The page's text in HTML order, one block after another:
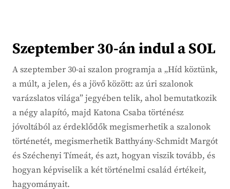
Szeptember 30-án indul a SOL
A szeptember 30-ai szalon programja a „Híd köztünk,
a múlt, a jelen, és a jövő között: az úri szalonok
varázslatos világa” jegyében telik, ahol bemutatkozik
a négy alapító, majd Katona Csaba történész
jóvoltából az érdeklődők megismerhetik a szalonok
történetét, megismerhetik Batthyány-Schmidt Margót
és Széchenyi Tímeát, és azt, hogyan viszik tovább, és
hogyan képviselik a két történelmi család értékeit,
hagyományait.